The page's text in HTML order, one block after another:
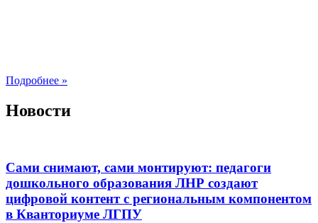
Подробнее »
Новости
Сами снимают, сами монтируют: педагоги
дошкольного образования ЛНР создают
цифровой контент с региональным компонентом
в Кванториуме ЛГПУ​